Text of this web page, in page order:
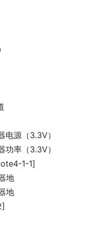
电源（3.3V）
功率（3.3V）
1-1]
地
地